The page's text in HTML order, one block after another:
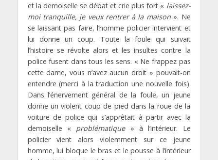
et la demoiselle se débat et crie plus fort « laissez-
moi tranquille, je veux rentrer à la maison». Ne
se laissant pas faire, l’homme policier intervient et
lui donne un coup. Toute la foule qui suivait
l’histoire se révolte alors et les insultes contre la
police fusent dans tous les sens. « Ne frappez pas
cette dame, vous n’avez aucun droit » pouvait-on
entendre (merci à la traduction une nouvelle fois).
Dans l’énervement général de la foule, un jeune
donne un violent coup de pied dans la roue de la
voiture de police qui s’apprêtait à partir avec la
demoiselle « problématique» à l’intérieur. Le
policier vient alors violemment sur ce jeune
homme, lui bloque le bras et le pousse à l’intérieur